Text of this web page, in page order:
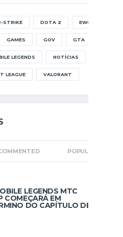
STRIKE DOTA 2 EWC
GAMES GOV GTA
LEGENDS NOTÍCIAS
LEAGUE VALORANT
POPULAR
LEGENDS MTC
COMEÇARÁ EM
DO CAPÍTULO DE